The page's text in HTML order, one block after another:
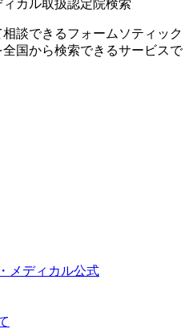
カル取扱認定院検索
談できるフォームソティック
国から検索できるサービスで
メディカル公式